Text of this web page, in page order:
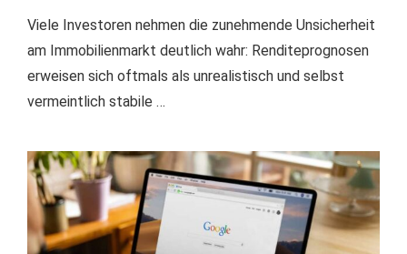
Viele Investoren nehmen die zunehmende Unsicherheit
am Immobilienmarkt deutlich wahr: Renditeprognosen
erweisen sich oftmals als unrealistisch und selbst
vermeintlich stabile …